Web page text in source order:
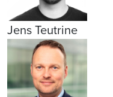
Jens Teutrine